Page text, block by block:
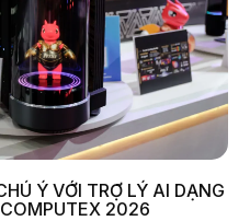
Ý VỚI TRỢ LÝ AI DẠNG
2026